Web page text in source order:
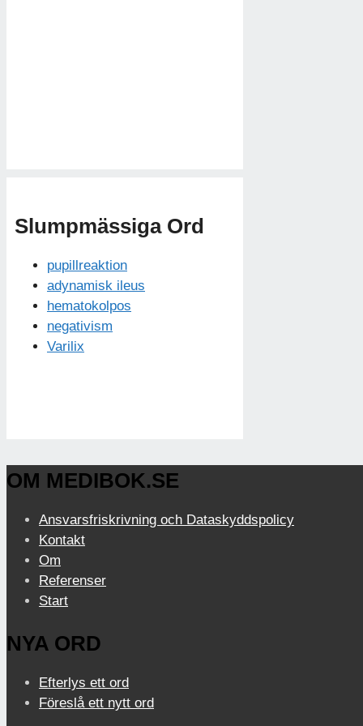
Slumpmässiga Ord
pupillreaktion
adynamisk ileus
hematokolpos
negativism
Varilix
OM MEDIBOK.SE
Ansvarsfriskrivning och Dataskyddspolicy
Kontakt
Om
Referenser
Start
NYA ORD
Efterlys ett ord
Föreslå ett nytt ord